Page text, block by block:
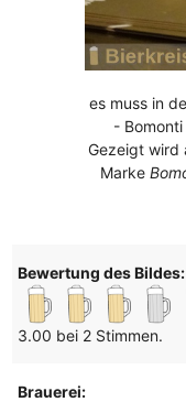
es muss in
-
Gezeigt wird
Marke
Bewertung des Bildes:
3.00 bei 2 Stimmen.
Brauerei: